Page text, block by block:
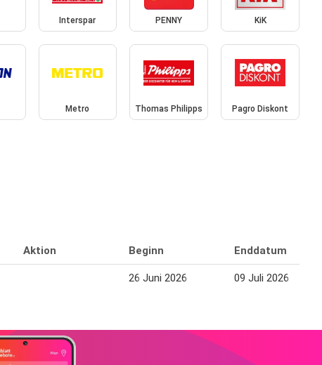
Interspar PENNY KiK
Metro Thomas Philipps Pagro Diskont
Aktion Beginn Enddatum
26 Juni 2026 09 Juli 2026